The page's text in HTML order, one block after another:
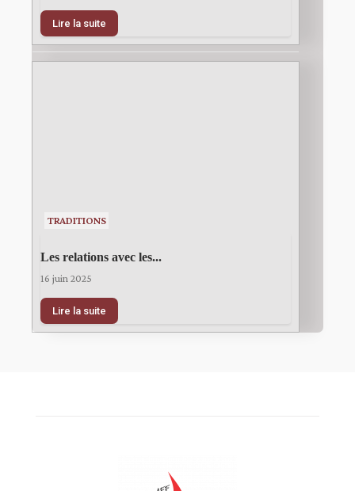
Lire la suite
TRADITIONS
Les relations avec les...
16 juin 2025
Lire la suite